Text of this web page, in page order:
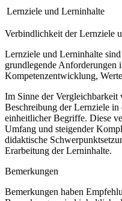
Lernziele und Lerninhalte
Verbindlichkeit der Lernziele
Lernziele und Lerninhalte
grundlegende Anforderungen
Kompetenzentwicklung,
Im Sinne der Vergleichbarkeit
Beschreibung der Lernziele
einheitlicher Begriffe. Diese
Umfang und steigender
didaktische
Erarbeitung der Lerninhalte.
Bemerkungen
Bemerkungen haben